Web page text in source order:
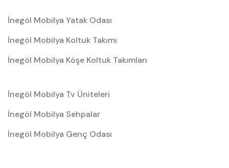
İnegöl Mobilya Yatak Odası
İnegöl Mobilya Koltuk Takımı
İnegöl Mobilya Köşe Koltuk Takımları
İnegöl Mobilya Tv Üniteleri
İnegöl Mobilya Sehpalar
İnegöl Mobilya Genç Odası